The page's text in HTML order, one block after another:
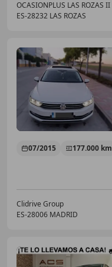
OCASIONPLUS LAS ROZAS II
ES-28232 LAS ROZAS
07/2015 177.000 km
Clidrive Group
ES-28006 MADRID